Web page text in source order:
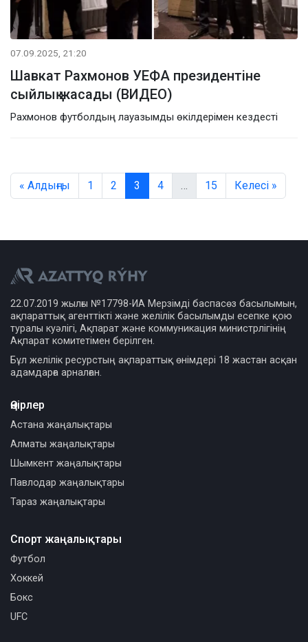
07.09.2025, 21:20
Шавкат Рахмонов УЕФА президентіне
сыйлық жасады (ВИДЕО)
Рахмонов футболдың лауазымды өкілдерімен кездесті
« Алдыңғы 1 2 3 4 15 Келесі »
22.07.2019 жылғы №17798-ИА Мерзімді баспасөз басылымын,
ақпараттық агенттікті және желілік басылымды есепке қою
туралы куәлігі, Ақпарат және коммуникация министрлігінің
Ақпарат комитетімен берілген.
Бұл желілік ресурстың ақпараттық өнімдері 18 жастан асқан
адамдарға арналған.
Өңірлер
Астана жаңалықтары
Алматы жаңалықтары
Шымкент жаңалықтары
Павлодар жаңалықтары
Тараз жаңалықтары
Спорт жаңалықтары
Футбол
Хоккей
Бокс
UFC